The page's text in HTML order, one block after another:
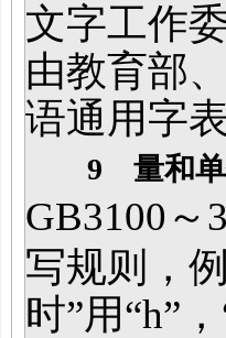
文字工作
由教育部
语通用字
9 量和单
GB3100～
写规则，
时”用“h”